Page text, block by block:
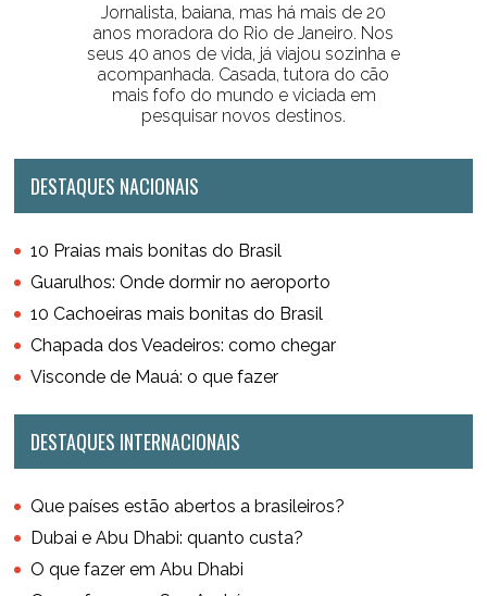
Jornalista, baiana, mas há mais de 20
anos moradora do Rio de Janeiro. Nos
seus 40 anos de vida, já viajou sozinha e
acompanhada. Casada, tutora do cão
mais fofo do mundo e viciada em
pesquisar novos destinos.
DESTAQUES NACIONAIS
10 Praias mais bonitas do Brasil
Guarulhos: Onde dormir no aeroporto
10 Cachoeiras mais bonitas do Brasil
Chapada dos Veadeiros: como chegar
Visconde de Mauá: o que fazer
DESTAQUES INTERNACIONAIS
Que países estão abertos a brasileiros?
Dubai e Abu Dhabi: quanto custa?
O que fazer em Abu Dhabi